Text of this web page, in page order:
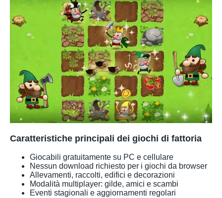
Caratteristiche principali dei giochi di fattoria
Giocabili gratuitamente su PC e cellulare
Nessun download richiesto per i giochi da browser
Allevamenti, raccolti, edifici e decorazioni
Modalità multiplayer: gilde, amici e scambi
Eventi stagionali e aggiornamenti regolari